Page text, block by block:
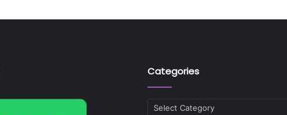
Categories
Categories